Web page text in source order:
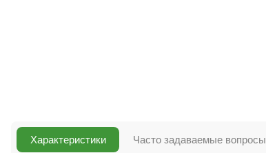
Характеристики Часто задаваемые вопросы